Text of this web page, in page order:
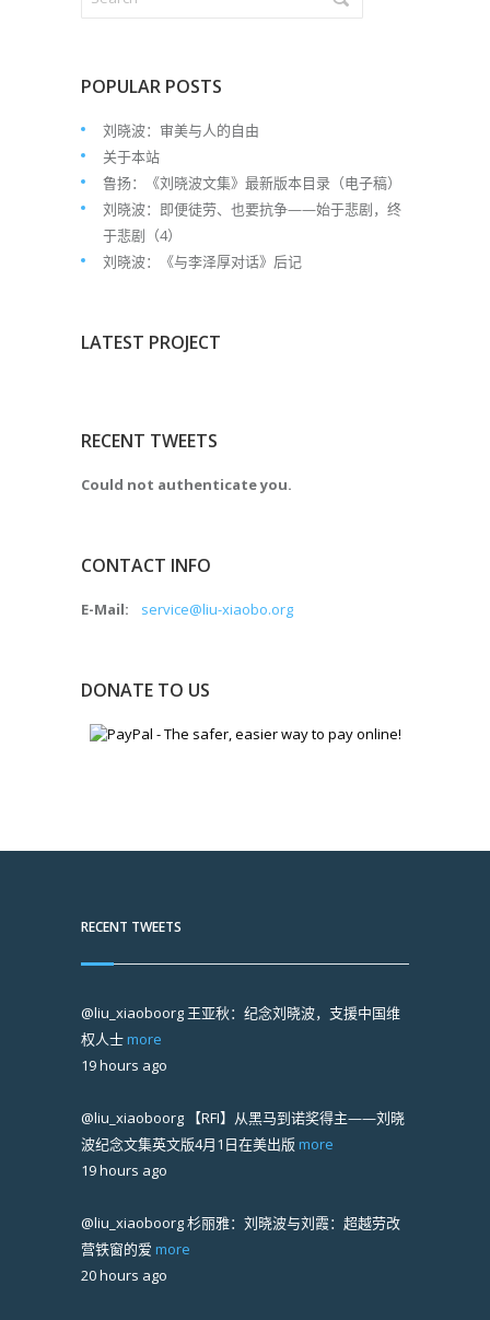
POPULAR POSTS
刘晓波：审美与人的自由
关于本站
鲁扬：《刘晓波文集》最新版本目录（电子稿）
刘晓波：即便徒劳、也要抗争——始于悲剧，终
于悲剧（4）
刘晓波：《与李泽厚对话》后记
LATEST PROJECT
RECENT TWEETS
Could not authenticate you.
CONTACT INFO
E-Mail: service@liu-xiaobo.org
DONATE TO US
RECENT TWEETS
@liu_xiaoboorg 王亚秋：纪念刘晓波，支援中国维
权人士 more
19 hours ago
@liu_xiaoboorg 【RFI】从黑马到诺奖得主——刘晓
波纪念文集英文版4月1日在美出版 more
19 hours ago
@liu_xiaoboorg杉丽雅：刘晓波与刘霞：超越劳改
营铁窗的爱 more
20 hours ago